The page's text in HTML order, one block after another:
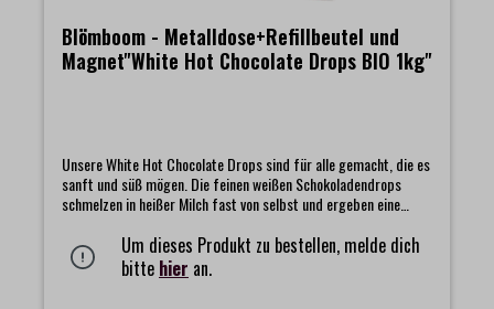
Blömboom - Metalldose+Refillbeutel und
Magnet"White Hot Chocolate Drops BIO 1kg"
Unsere White Hot Chocolate Drops sind für alle gemacht, die es
sanft und süß mögen. Die feinen weißen Schokoladendrops
schmelzen in heißer Milch fast von selbst und ergeben eine
Hauch von Milchreis und Grießbrei schwingt mit und macht den
Geschmack warm und vertraut.Im Set enthalten sind unsere
White Hot Chocolate Drops, eine hochwertige Metalldose, die
Um dieses Produkt zu bestellen, melde dich
bitte hier an.